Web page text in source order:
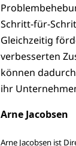
Schritt-für-
Gleichzeitig
verbesserten
können
ihr
Arne Jacobsen
Arne Jacobsen ist